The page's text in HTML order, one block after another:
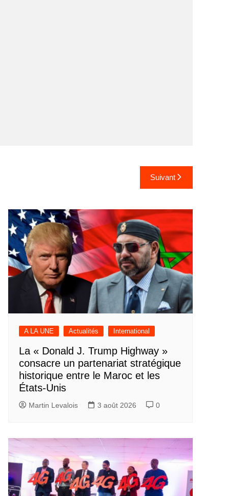
Suivant
A LA UNE Actualités International
La « Donald J. Trump Highway »
consacre un partenariat stratégique
historique entre le Maroc et les
États-Unis
Martin Levalois 3 août 2026 0